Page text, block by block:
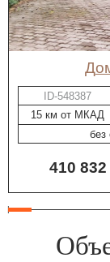
ID-548387
15 км от МКАД
без
410